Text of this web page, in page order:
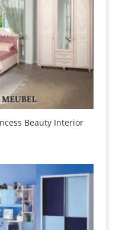
Beauty Interior